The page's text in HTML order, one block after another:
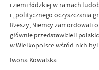
i ziemi łódzkiej w ramach
i „politycznego oczyszczania
Rzeszy, Niemcy zamordowali
głównie przedstawicieli
w Wielkopolsce wśród nich
Iwona Kowalska